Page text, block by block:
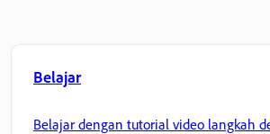
Belajar
Belajar dengan tutorial video langkah